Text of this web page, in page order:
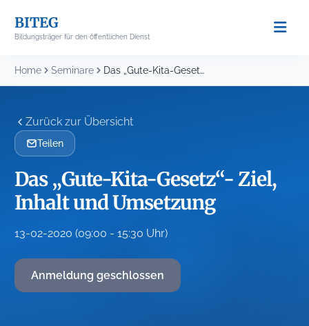
content
BITEG
Bildungsträger für den öffentlichen Dienst
Home Seminare Das „Gute-Kita-Gesetz“- Ziel, Inhalt und Umsetzung
Zurück zur Übersicht
Teilen
Das „Gute-Kita-Gesetz“- Ziel,
Inhalt und Umsetzung
13-02-2020 (09:00 - 15:30 Uhr)
Anmeldung geschlossen